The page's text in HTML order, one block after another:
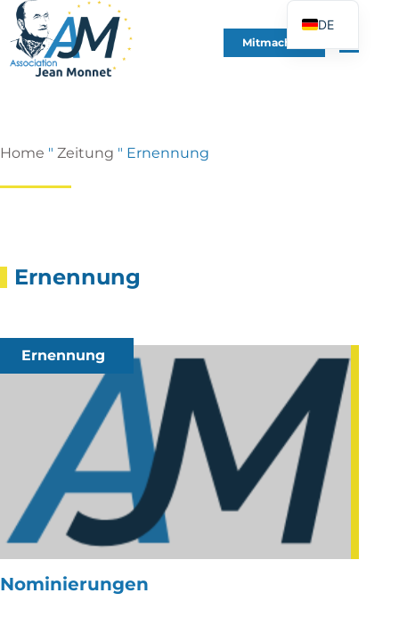
Mitmachen
Home " Zeitung " Ernennung
Ernennung
Ernennung
Nominierungen
DE
FR